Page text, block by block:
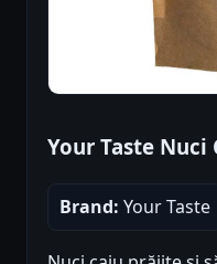
Your Taste Nuci
Brand: Your Taste